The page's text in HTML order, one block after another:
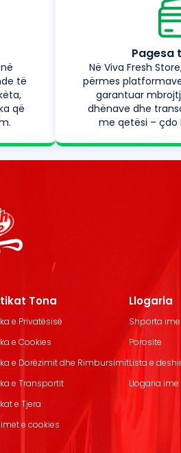
të
që
Pagesa
Në Viva Fresh
përmes
garantuar
dhënave dhe
me qetësi – çdo
Tona
e Privatësisë
e Cookies
e Dorëzimit dhe Rimbursimit
e Transportit
e Tjera
e cookies
Llogaria
Shporta ime
Porosite
Lista e
Llogaria ime